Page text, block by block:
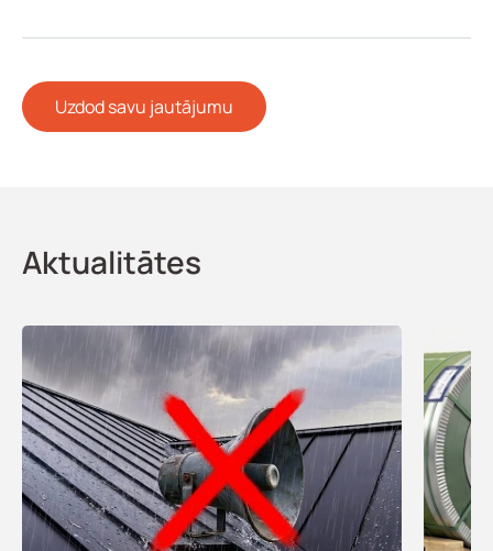
Uzdod savu jautājumu
Aktualitātes